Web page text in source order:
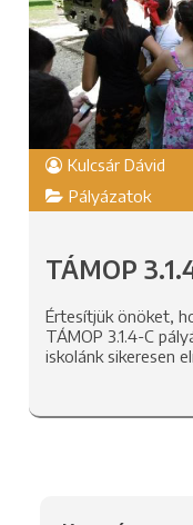
Kulcsár Dávid
Pályázatok
TÁMOP
Értesítjük önöket,
TÁMOP 3.1.4-C
iskolánk sikeresen